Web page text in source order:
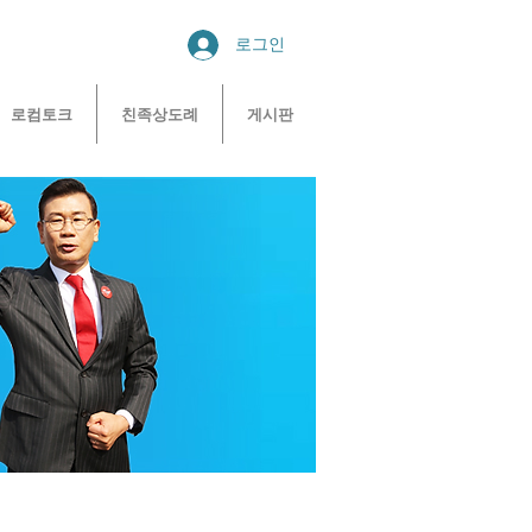
로그인
로컴토크 친족상도례 게시판